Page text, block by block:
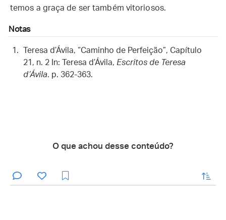
temos a graça de ser também vitoriosos.
Notas
Teresa d’Ávila, “Caminho de Perfeição”, Capítulo
21, n. 2 In: Teresa d’Ávila, Escritos de Teresa
d’Ávila. p. 362-363.
O que achou desse conteúdo?
enviar